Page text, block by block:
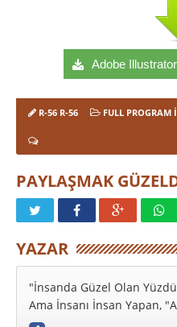
Adobe
R-56 R-56 FULL PROGRAM
PAYLAŞMAK
YAZAR
"İnsanda Güzel Olan
Ama İnsanı İnsan Yapan,